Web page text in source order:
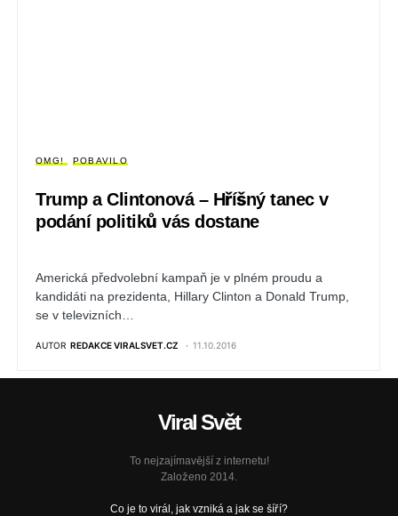
OMG! POBAVILO
Trump a Clintonová – Hříšný tanec v
podání politiků vás dostane
Americká předvolební kampaň je v plném proudu a
kandidáti na prezidenta, Hillary Clinton a Donald Trump,
se v televizních…
AUTOR REDAKCE VIRALSVET.CZ 11.10.2016
Viral Svět
To nejzajímavější z internetu!
Založeno 2014.
Co je to virál, jak vzniká a jak se šíří?